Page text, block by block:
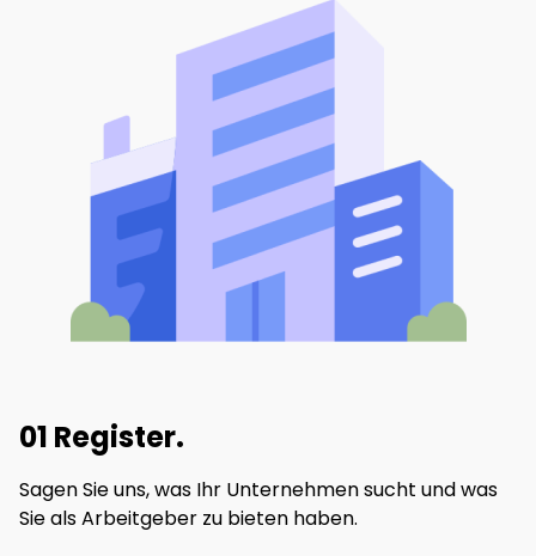
01 Register.
Sagen Sie uns, was Ihr Unternehmen sucht und was
Sie als Arbeitgeber zu bieten haben.